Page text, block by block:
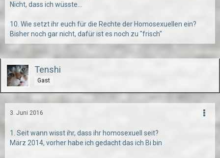
Nicht, dass ich wüsste...
10. Wie setzt ihr euch für die Rechte der Homosexuellen ein?
Bisher noch gar nicht, dafür ist es noch zu "frisch"
Tenshi
Gast
3. Juni 2016
1. Seit wann wisst ihr, dass ihr homosexuell seit?
März 2014, vorher habe ich gedacht das ich Bi bin